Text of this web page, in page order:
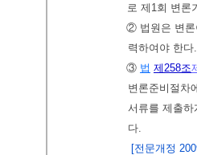
로 제1회 변론
② 법원은 변론
력하여야 한다.
③ 법 제258조
변론준비절차
서류를 제출
다.
[전문개정